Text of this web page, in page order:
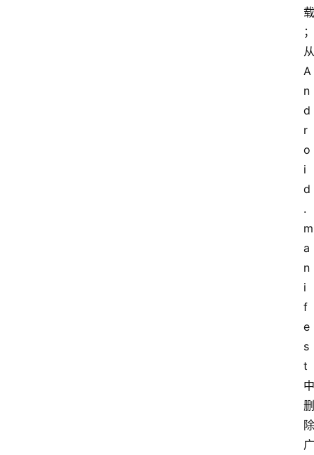
载
；
从
A
n
d
r
o
i
d
.
m
a
n
i
f
e
s
t
中
删
除
广